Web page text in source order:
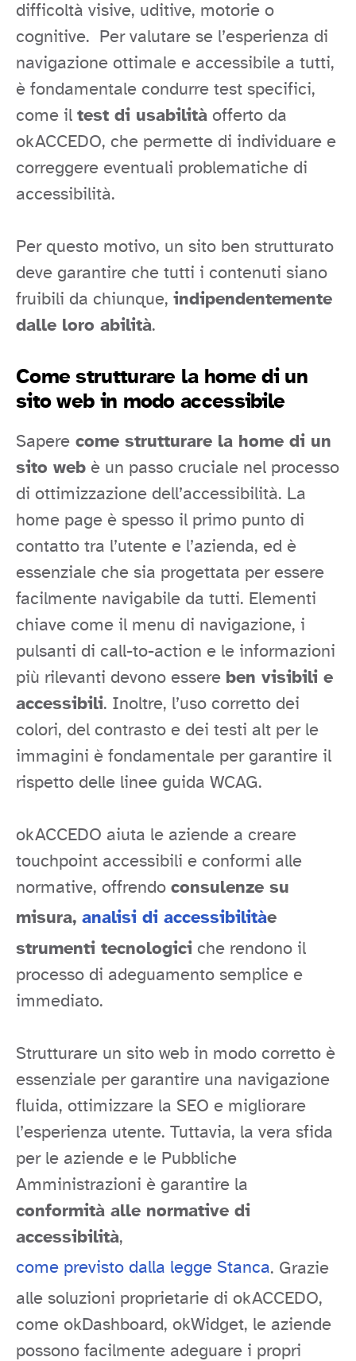
difficoltà visive, uditive, motorie o
cognitive. Per valutare se l’esperienza di
navigazione ottimale e accessibile a tutti,
è fondamentale condurre test specifici,
come il test di usabilità offerto da
okACCEDO, che permette di individuare e
correggere eventuali problematiche di
accessibilità.
Per questo motivo, un sito ben strutturato
deve garantire che tutti i contenuti siano
fruibili da chiunque, indipendentemente
dalle loro abilità.
Come strutturare la home di un
sito web in modo accessibile
Sapere come strutturare la home di un
sito web è un passo cruciale nel processo
di ottimizzazione dell’accessibilità. La
home page è spesso il primo punto di
contatto tra l’utente e l’azienda, ed è
essenziale che sia progettata per essere
facilmente navigabile da tutti. Elementi
chiave come il menu di navigazione, i
pulsanti di call-to-action e le informazioni
più rilevanti devono essere ben visibili e
accessibili. Inoltre, l’uso corretto dei
colori, del contrasto e dei testi alt per le
immagini è fondamentale per garantire il
rispetto delle linee guida WCAG.
okACCEDO aiuta le aziende a creare
touchpoint accessibili e conformi alle
normative, offrendo consulenze su
misura, analisi di accessibilitàe
strumenti tecnologici che rendono il
processo di adeguamento semplice e
immediato.
Strutturare un sito web in modo corretto è
essenziale per garantire una navigazione
fluida, ottimizzare la SEO e migliorare
l’esperienza utente. Tuttavia, la vera sfida
per le aziende e le Pubbliche
Amministrazioni è garantire la
conformità alle normative di
accessibilità,
come previsto dalla legge Stanca. Grazie
alle soluzioni proprietarie di okACCEDO,
come okDashboard, okWidget, le aziende
possono facilmente adeguare i propri